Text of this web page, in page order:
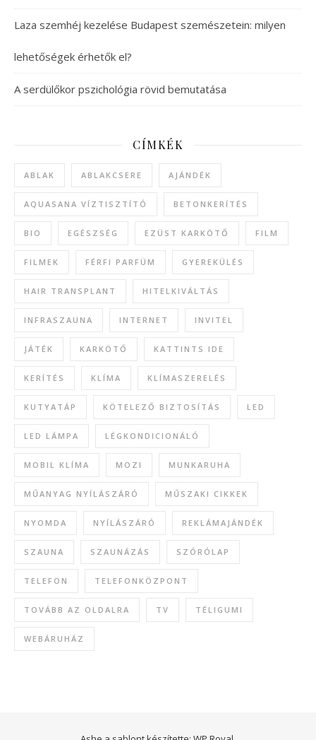
Laza szemhéj kezelése Budapest szemészetein: milyen
lehetőségek érhetők el?
A serdülőkor pszichológia rövid bemutatása
CÍMKÉK
ABLAK ABLAKCSERE AJÁNDÉK
AQUASANA VÍZTISZTÍTÓ BETONKERÍTÉS
BIO EGÉSZSÉG EZÜST KARKÖTŐ FILM
FILMEK FÉRFI PARFÜM GYEREKÜLÉS
HAIR TRANSPLANT HITELKIVÁLTÁS
INFRASZAUNA INTERNET INVITEL
JÁTÉK KARKÖTŐ KATTINTS IDE
KERÍTÉS KLÍMA KLÍMASZERELÉS
KUTYATÁP KÖTELEZŐ BIZTOSÍTÁS LED
LED LÁMPA LÉGKONDICIONÁLÓ
MOBIL KLÍMA MOZI MUNKARUHA
MŰANYAG NYÍLÁSZÁRÓ MŰSZAKI CIKKEK
NYOMDA NYÍLÁSZÁRÓ REKLÁMAJÁNDÉK
SZAUNA SZAUNÁZÁS SZÓRÓLAP
TELEFON TELEFONKÖZPONT
TOVÁBB AZ OLDALRA TV TÉLIGUMI
WEBÁRUHÁZ